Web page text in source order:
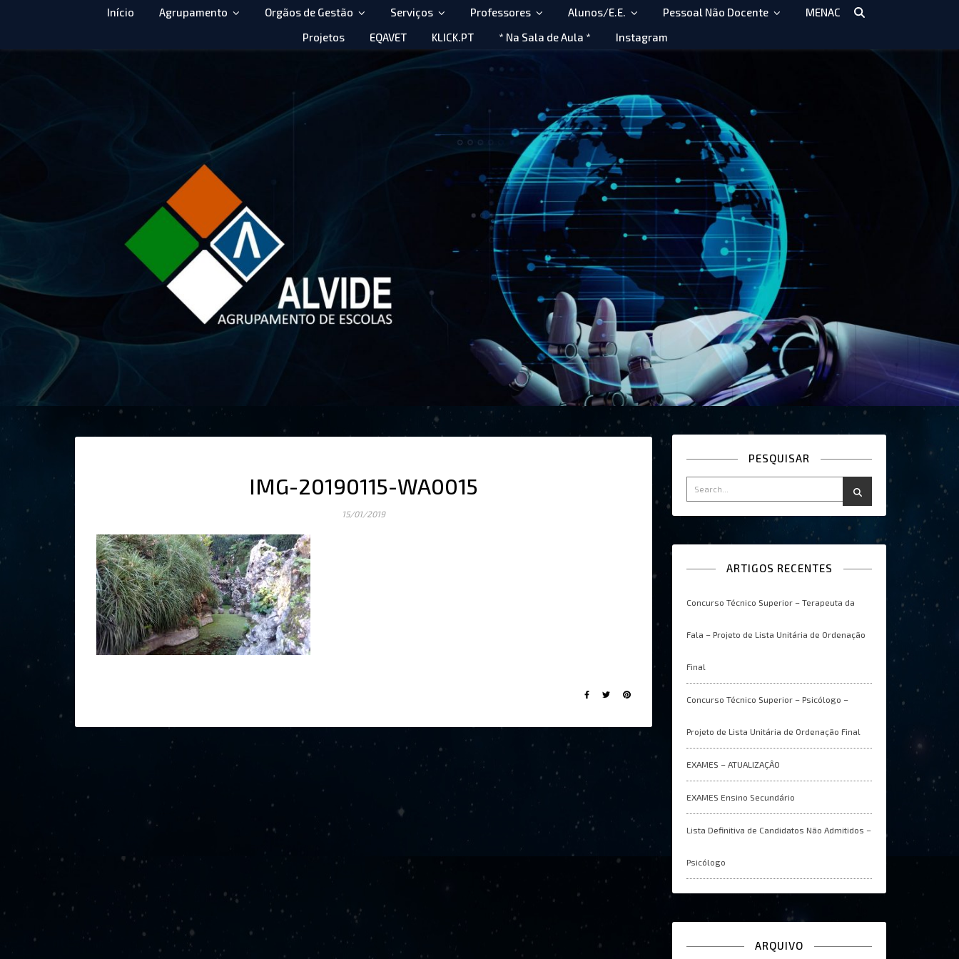
Início Agrupamento Orgãos de Gestão Serviços Professores Alunos/E.E. Pessoal Não Docente
MENAC
Projetos
EQAVET KLICK.PT * Na Sala de Aula * Instagram
IMG-20190115-WA0015
15/01/2019
PESQUISAR
ARTIGOS RECENTES
Concurso Técnico Superior – Terapeuta da
Fala – Projeto de Lista Unitária de Ordenação
Final
Concurso Técnico Superior – Psicólogo –
Projeto de Lista Unitária de Ordenação Final
EXAMES – ATUALIZAÇÂO
EXAMES Ensino Secundário
Lista Definitiva de Candidatos Não Admitidos –
Psicólogo
ARQUIVO